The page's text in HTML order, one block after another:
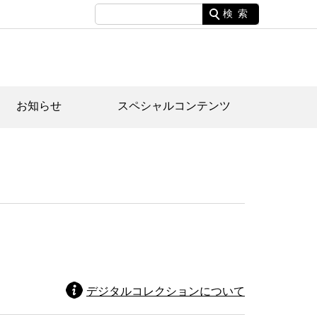
検索
お知らせ スペシャルコンテンツ
デジタルコレクションについて